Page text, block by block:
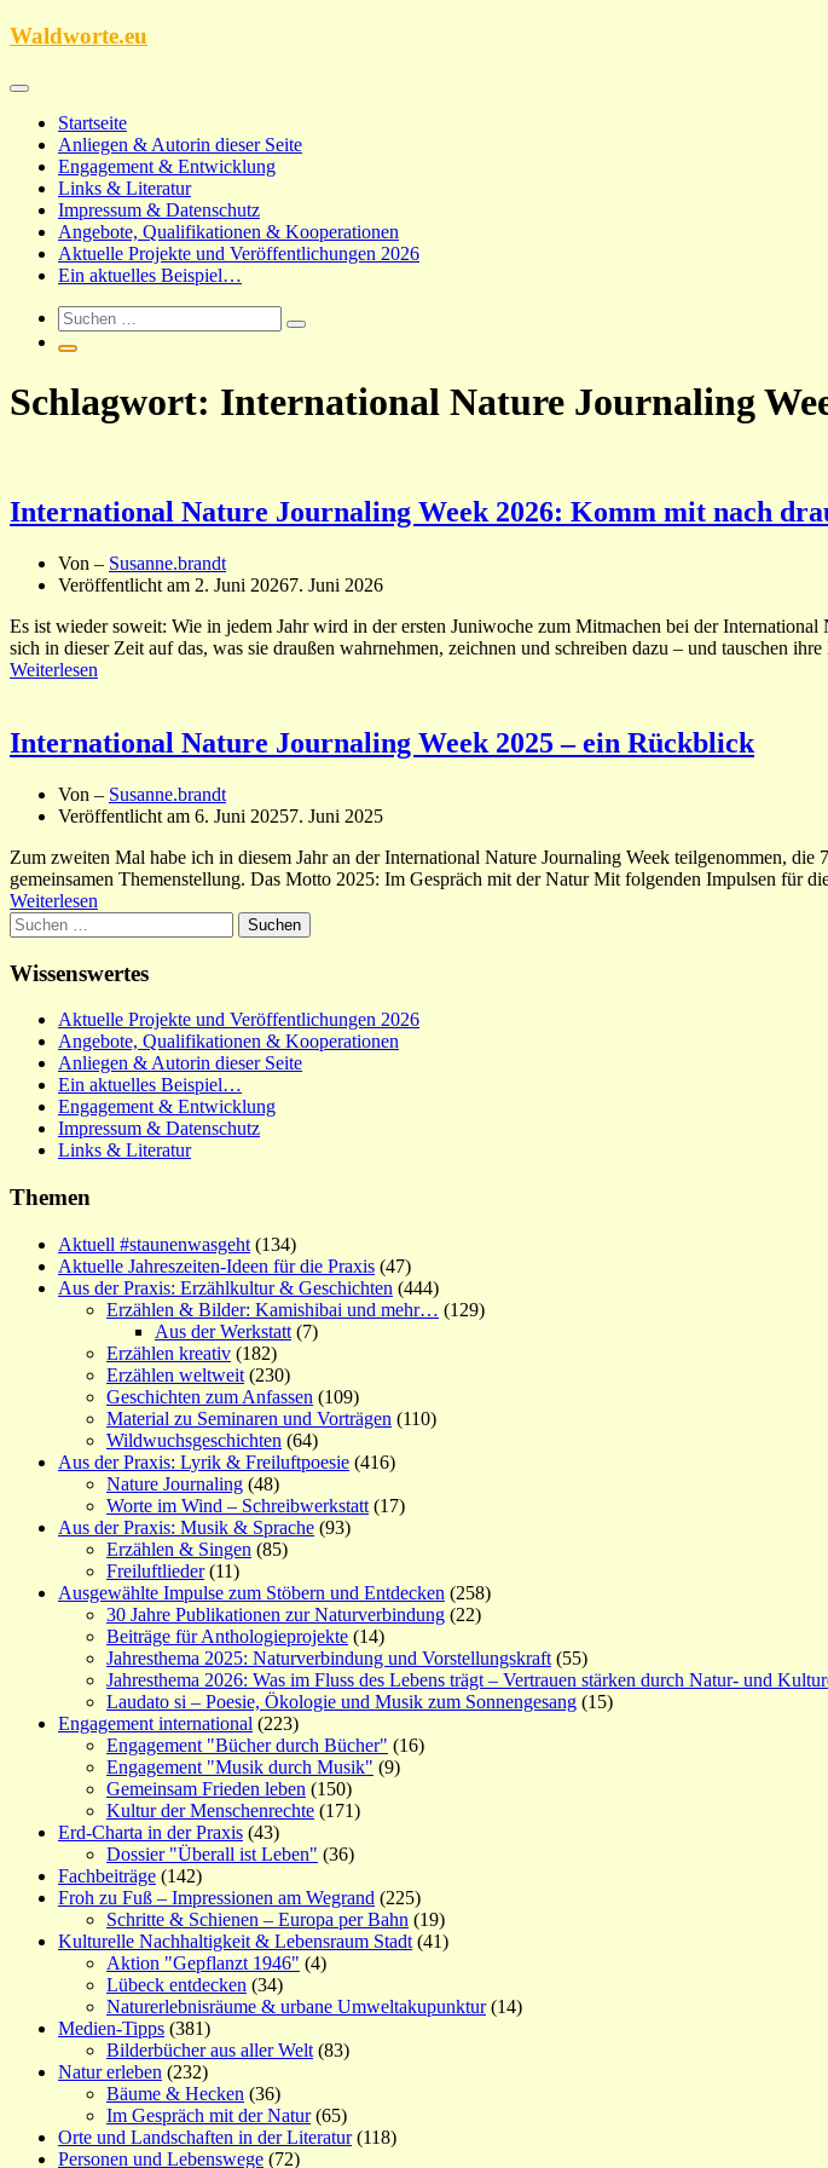
Zum
Waldworte.eu
Startseite
Anliegen & Autorin dieser Seite
Engagement & Entwicklung
Links & Literatur
Impressum & Datenschutz
Angebote, Qualifikationen & Kooperationen
Aktuelle Projekte und Veröffentlichungen 2026
Ein aktuelles Beispiel…
Schlagwort: International Nature Journaling
International Nature Journaling Week 2026: Komm mit nach
Von – Susanne.brandt
Veröffentlicht am 2. Juni 20267. Juni 2026
Es ist wieder soweit: Wie in jedem Jahr wird in der ersten Juniwoche zum Mitmachen bei der
sich in dieser Zeit auf das, was sie draußen wahrnehmen, zeichnen und schreiben dazu – und tauschen
Weiterlesen
International Nature Journaling Week 2025 – ein Rückblick
Von – Susanne.brandt
Veröffentlicht am 6. Juni 20257. Juni 2025
Zum zweiten Mal habe ich in diesem Jahr an der International Nature Journaling Week teilgenommen,
gemeinsamen Themenstellung. Das Motto 2025: Im Gespräch mit der Natur Mit folgenden Impulsen für
Weiterlesen
Suchen
nach:
Wissenswertes
Aktuelle Projekte und Veröffentlichungen 2026
Angebote, Qualifikationen & Kooperationen
Anliegen & Autorin dieser Seite
Ein aktuelles Beispiel…
Engagement & Entwicklung
Impressum & Datenschutz
Links & Literatur
Themen
Aktuell #staunenwasgeht (134)
Aktuelle Jahreszeiten-Ideen für die Praxis (47)
Aus der Praxis: Erzählkultur & Geschichten (444)
Erzählen & Bilder: Kamishibai und mehr… (129)
Aus der Werkstatt (7)
Erzählen kreativ (182)
Erzählen weltweit (230)
Geschichten zum Anfassen (109)
Material zu Seminaren und Vorträgen (110)
Wildwuchsgeschichten (64)
Aus der Praxis: Lyrik & Freiluftpoesie (416)
Nature Journaling (48)
Worte im Wind – Schreibwerkstatt (17)
Aus der Praxis: Musik & Sprache (93)
Erzählen & Singen (85)
Freiluftlieder(11)
Ausgewählte Impulse zum Stöbern und Entdecken (258)
30 Jahre Publikationen zur Naturverbindung (22)
Beiträge für Anthologieprojekte (14)
Jahresthema 2025: Naturverbindung und Vorstellungskraft (55)
Jahresthema 2026: Was im Fluss des Lebens trägt – Vertrauen stärken durch Natur- und
Laudato si – Poesie, Ökologie und Musik zum Sonnengesang (15)
Engagement international (223)
Engagement "Bücher durch Bücher" (16)
Engagement "Musik durch Musik" (9)
Gemeinsam Frieden leben (150)
Kultur der Menschenrechte (171)
Erd-Charta in der Praxis (43)
Dossier "Überall ist Leben" (36)
Fachbeiträge (142)
Froh zu Fuß – Impressionen am Wegrand (225)
Schritte & Schienen – Europa per Bahn (19)
Kulturelle Nachhaltigkeit & Lebensraum Stadt (41)
Aktion "Gepflanzt 1946" (4)
Lübeck entdecken (34)
Naturerlebnisräume & urbane Umweltakupunktur(14)
Medien-Tipps (381)
Bilderbücher aus aller Welt (83)
Natur erleben (232)
Bäume & Hecken (36)
Im Gespräch mit der Natur(65)
Orte und Landschaften in der Literatur(118)
Personen und Lebenswege (72)